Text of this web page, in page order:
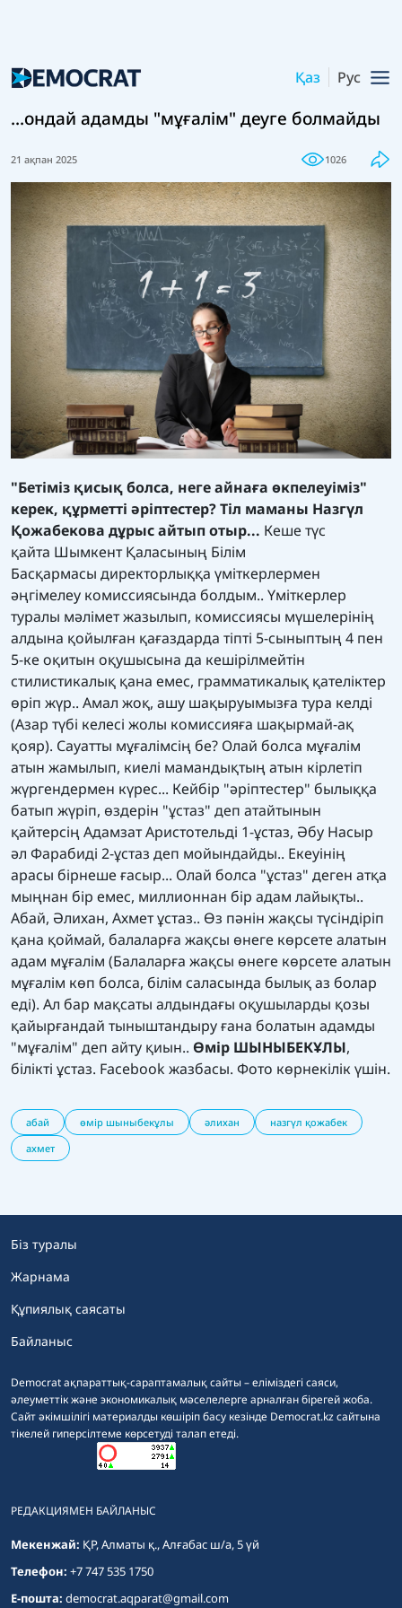
Қаз Рус
...ондай адамды "мұғалім" деуге болмайды
21 ақпан 2025 1026
"Бетіміз қисық болса, неге айнаға өкпелеуіміз"
керек, құрметті әріптестер? Тіл маманы Назгүл
Қожабекова дұрыс айтып отыр... Кеше түс
қайта Шымкент Қаласының Білім
Басқармасы директорлыққа үміткерлермен
әңгімелеу комиссиясында болдым.. Үміткерлер
туралы мәлімет жазылып, комиссиясы мүшелерінің
алдына қойылған қағаздарда тіпті 5-сыныптың 4 пен
5-ке оқитын оқушысына да кешірілмейтін
стилистикалық қана емес, грамматикалық қателіктер
өріп жүр.. Амал жоқ, ашу шақыруымызға тура келді
(Азар түбі келесі жолы комиссияға шақырмай-ақ
қояр). Сауатты мұғалімсің бе? Олай болса мұғалім
атын жамылып, киелі мамандықтың атын кірлетіп
жүргендермен күрес... Кейбір "әріптестер" былыққа
батып жүріп, өздерін "ұстаз" деп атайтынын
қайтерсің Адамзат Аристотельді 1-ұстаз, Әбу Насыр
әл Фарабиді 2-ұстаз деп мойындайды.. Екеуінің
арасы бірнеше ғасыр... Олай болса "ұстаз" деген атқа
мыңнан бір емес, миллионнан бір адам лайықты..
Абай, Әлихан, Ахмет ұстаз.. Өз пәнін жақсы түсіндіріп
қана қоймай, балаларға жақсы өнеге көрсете алатын
адам мұғалім (Балаларға жақсы өнеге көрсете алатын
мұғалім көп болса, білім саласында былық аз болар
еді). Ал бар мақсаты алдындағы оқушыларды қозы
қайырғандай тыныштандыру ғана болатын адамды
"мұғалім" деп айту қиын.. Өмір ШЫНЫБЕКҰЛЫ,
білікті ұстаз. Facebook жазбасы. Фото көрнекілік үшін.
абай өмір шыныбекұлы әлихан
назгүл қожабек
ахмет
Democrat ақпараттық-сараптамалық сайты – еліміздегі саяси,
әлеуметтік және экономикалық мәселелерге арналған бірегей жоба.
Сайт әкімшілігі материалды көшіріп басу кезінде Democrat.kz сайтына
тікелей гиперсілтеме көрсетуді талап етеді.
Біз туралы
Жарнама
Құпиялық саясаты
Байланыс
РЕДАКЦИЯМЕН БАЙЛАНЫС
Мекенжай: ҚР, Алматы қ., Алғабас ш/а, 5 үй
Телефон: +7 747 535 1750
E-пошта: democrat.aqparat@gmail.com